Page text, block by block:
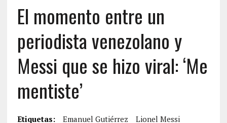
El momento entre un
periodista venezolano y
Messi que se hizo viral: ‘Me
mentiste’
Etiquetas: Emanuel Gutiérrez Lionel Messi